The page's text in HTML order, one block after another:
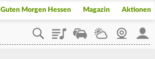
Guten Morgen Hessen Magazin Aktionen
PlaylistStaupilotWetterWebcam